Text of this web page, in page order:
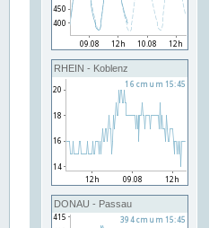
RHEIN - Koblenz
DONAU - Passau